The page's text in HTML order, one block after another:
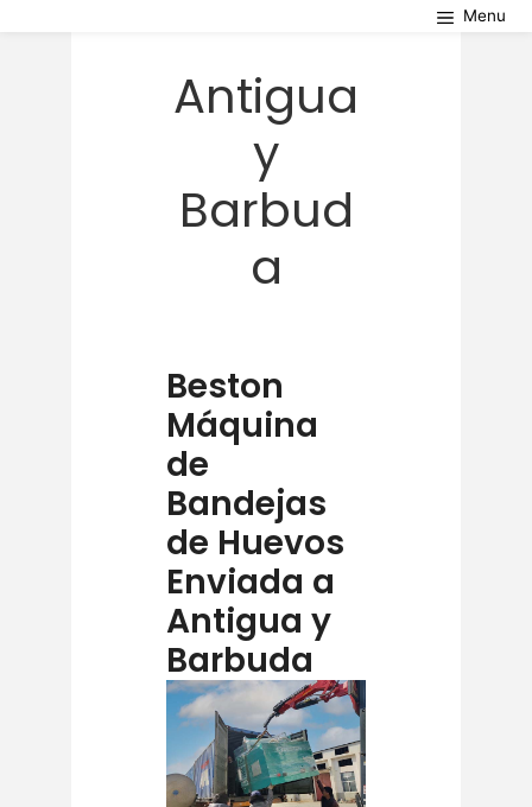
Antigua
y
Barbud
a
Beston
Máquina
de
Bandejas
de Huevos
Enviada a
Antigua y
Barbuda